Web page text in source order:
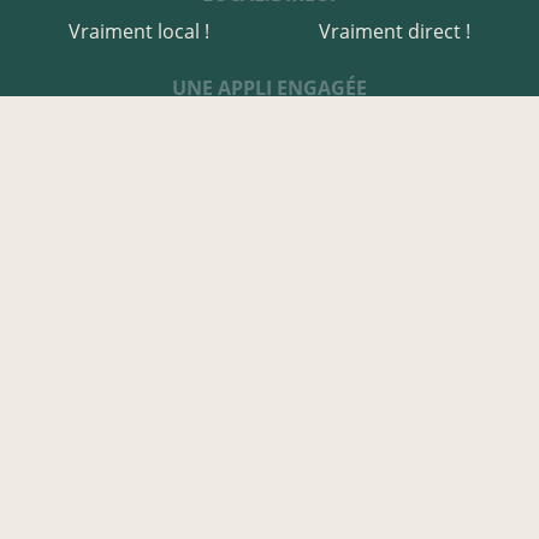
Vraiment local !
Vraiment direct !
UNE APPLI ENGAGÉE